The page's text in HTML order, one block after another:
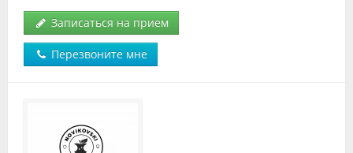
Записаться на прием
Перезвоните мне